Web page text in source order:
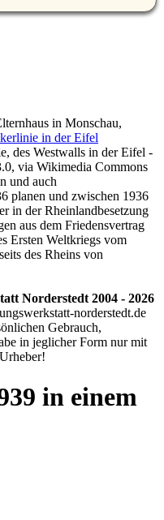
in Monschau,
des Westwalls in der Eifel -
via Wikimedia Commons
und auch
planen und zwischen 1936
in der Rheinlandbesetzung
aus dem Friedensvertrag
Ersten Weltkriegs vom
des Rheins von
Norderstedt 2004 - 2026
norderstedt.de
Gebrauch,
in jeglicher Form nur mit
in einem